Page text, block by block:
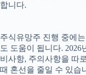
합니다.
주식유망주 진행 중에
도 도움이 됩니다. 2026
비사항, 주의사항을 따
때 혼선을 줄일 수 있습